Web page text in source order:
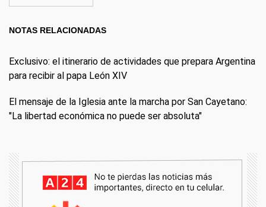
NOTAS RELACIONADAS
Exclusivo: el itinerario de actividades que prepara Argentina
para recibir al papa León XIV
El mensaje de la Iglesia ante la marcha por San Cayetano:
"La libertad económica no puede ser absoluta"